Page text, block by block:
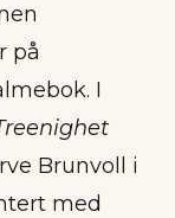
på
I
Brunvoll i
med